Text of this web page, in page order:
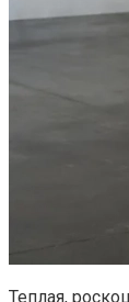
Теплая,